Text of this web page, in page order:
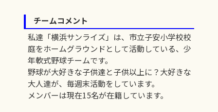
チームコメント
私達「横浜サンライズ」は、市立子安小学校校
庭をホームグラウンドとして活動している、少
年軟式野球チームです。
野球が大好きな子供達と子供以上に？大好きな
大人達が、毎週末活動をしています。
メンバーは現在15名が在籍しています。